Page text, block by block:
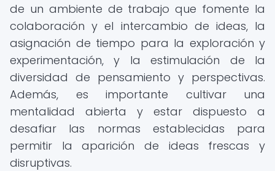
de un ambiente de trabajo que fomente la
colaboración y el intercambio de ideas, la
asignación de tiempo para la exploración y
experimentación, y la estimulación de la
diversidad de pensamiento y perspectivas.
Además, es importante cultivar una
mentalidad abierta y estar dispuesto a
desafiar las normas establecidas para
permitir la aparición de ideas frescas y
disruptivas.